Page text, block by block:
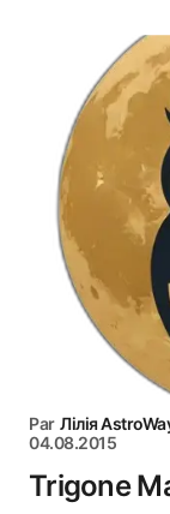
Par Лілія
04.08.2015
Trigone